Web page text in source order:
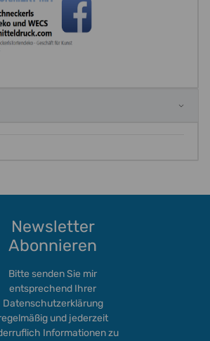
Newsletter
Abonnieren
Bitte senden Sie mir
entsprechend Ihrer
Datenschutzerklärung
und jederzeit
Informationen zu